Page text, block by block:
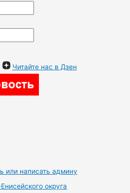
| Читайте нас в Дзен
или написать админу
округа